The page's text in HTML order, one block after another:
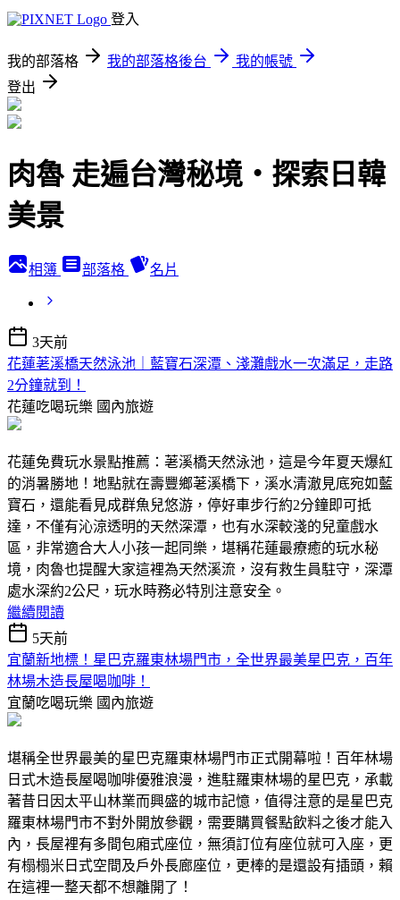
登入
我的部落格 我的部落格後台
我的帳號
登出
肉魯 走遍台灣秘境・探索日韓
美景
相簿 部落格 名片
3天前
花蓮荖溪橋天然泳池｜藍寶石深潭、淺灘戲水一次滿足，走路
2分鐘就到！
花蓮吃喝玩樂 國內旅遊
花蓮免費玩水景點推薦：荖溪橋天然泳池，這是今年夏天爆紅
的消暑勝地！地點就在壽豐鄉荖溪橋下，溪水清澈見底宛如藍
寶石，還能看見成群魚兒悠游，停好車步行約2分鐘即可抵
達，不僅有沁涼透明的天然深潭，也有水深較淺的兒童戲水
區，非常適合大人小孩一起同樂，堪稱花蓮最療癒的玩水秘
境，肉魯也提醒大家這裡為天然溪流，沒有救生員駐守，深潭
處水深約2公尺，玩水時務必特別注意安全。
繼續閱讀
5天前
宜蘭新地標！星巴克羅東林場門市，全世界最美星巴克，百年
林場木造長屋喝咖啡！
宜蘭吃喝玩樂 國內旅遊
堪稱全世界最美的星巴克羅東林場門市正式開幕啦！百年林場
日式木造長屋喝咖啡優雅浪漫，進駐羅東林場的星巴克，承載
著昔日因太平山林業而興盛的城市記憶，值得注意的是星巴克
羅東林場門市不對外開放參觀，需要購買餐點飲料之後才能入
內，長屋裡有多間包廂式座位，無須訂位有座位就可入座，更
有榻榻米日式空間及戶外長廊座位，更棒的是還設有插頭，賴
在這裡一整天都不想離開了！